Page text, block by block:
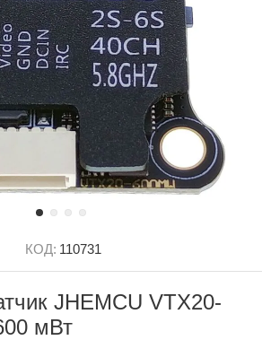
КОД: 110731
JHEMCU VTX20-
мВт